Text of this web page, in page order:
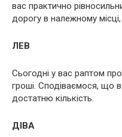
вас практично
дорогу в належному
ЛЕВ
Сьогодні у вас раптом
гроші. Сподіваємося, що
достатню кількість.
ДІВА